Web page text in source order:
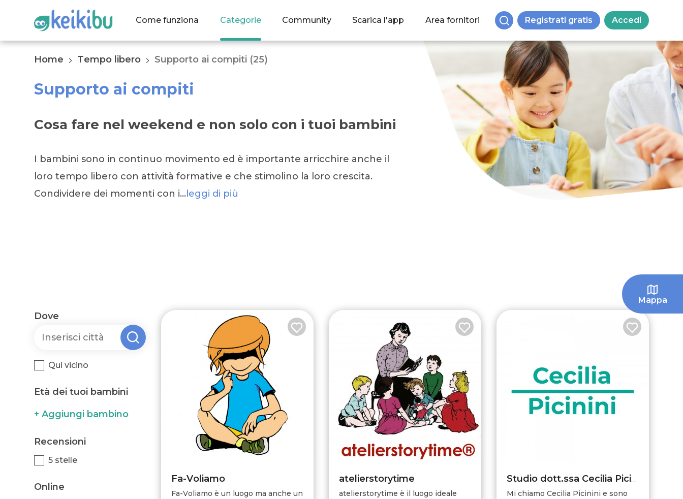
Come funziona Categorie Community Scarica l'app Area fornitori Registrati gratis Accedi
Home Tempo libero Supporto ai compiti (25)
Supporto ai compiti
Cosa fare nel weekend e non solo con i tuoi bambini
I bambini sono in continuo movimento ed è importante arricchire anche il
loro tempo libero con attività formative e che stimolino la loro crescita.
Condividere dei momenti con i… leggi di più
Mappa
Dove
Qui vicino
Età dei tuoi bambini
+ Aggiungi bambino
Recensioni
5 stelle
Online
Fa-Voliamo
Fa-Voliamo è un luogo ma anche un
atelierstorytime
atelierstorytime è il luogo ideale
Studio dott.ssa Cecilia Picinini Psicologa - Psicoterapeuta
Mi chiamo Cecilia Picinini e sono